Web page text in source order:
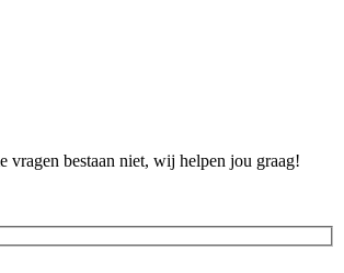
bestaan niet, wij helpen jou graag!